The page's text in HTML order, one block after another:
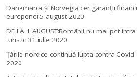
Danemarca și Norvegia cer garanții
europene! 5 august 2020
DE LA 1 AUGUST:Românii nu mai pot
turistic 31 iulie 2020
Țările nordice continuă lupta contra
2020